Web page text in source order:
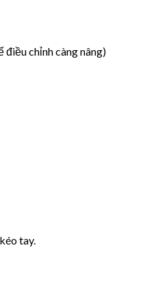
chỉnh càng nâng)
tay.